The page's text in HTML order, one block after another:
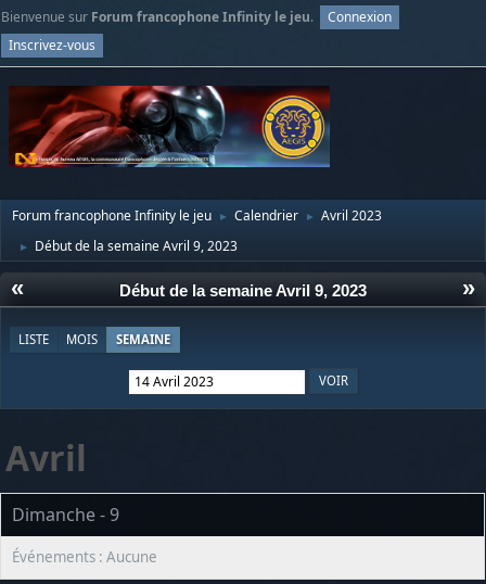
Bienvenue sur Forum francophone Infinity le jeu.
Connexion
Inscrivez-vous
Forum francophone Infinity le jeu ► Calendrier ► Avril 2023
► Début de la semaine Avril 9, 2023
« »
Début de la semaine Avril 9, 2023
LISTE MOIS SEMAINE
Avril
Dimanche - 9